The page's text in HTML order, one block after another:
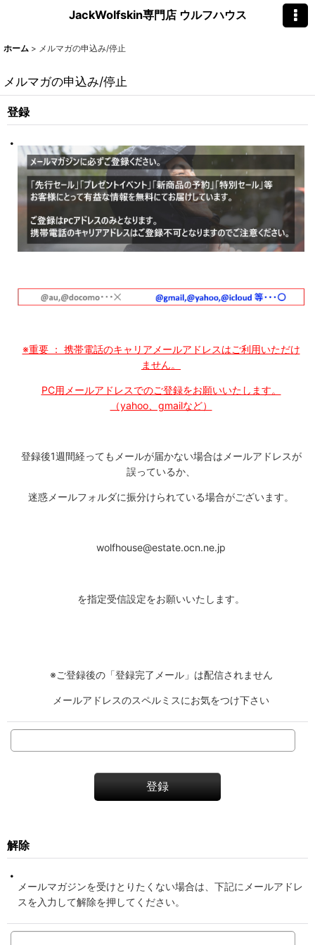
JackWolfskin専門店 ウルフハウス
ホーム > メルマガの申込み/停止
メルマガの申込み/停止
登録
※重要 ： 携帯電話のキャリアメールアドレスはご利用いただけ
ません。
PC用メールアドレスでのご登録をお願いいたします。
（yahoo、gmailなど）
登録後1週間経ってもメールが届かない場合はメールアドレスが
誤っているか、
迷惑メールフォルダに振分けられている場合がございます。
wolfhouse@estate.ocn.ne.jp
を指定受信設定をお願いいたします。
※ご登録後の「登録完了メール」は配信されません
メールアドレスのスペルミスにお気をつけ下さい
登録
解除
メールマガジンを受けとりたくない場合は、下記にメールアドレ
スを入力して解除を押してください。